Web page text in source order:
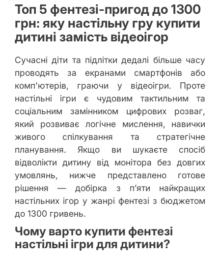
Топ 5 фентезі-пригод до 1300
грн: яку настільну гру купити
дитині замість відеоігор
Сучасні діти та підлітки дедалі більше часу
проводять за екранами смартфонів або
комп'ютерів, граючи у відеоігри. Проте
настільні ігри є чудовим тактильним та
соціальним замінником цифрових розваг,
який розвиває логічне мислення, навички
живого спілкування та стратегічне
планування. Якщо ви шукаєте спосіб
відволікти дитину від монітора без довгих
умовлянь, нижче представлено готове
рішення — добірка з п’яти найкращих
настільних ігор у жанрі фентезі з бюджетом
до 1300 гривень.
Чому варто купити фентезі
настільні ігри для дитини?